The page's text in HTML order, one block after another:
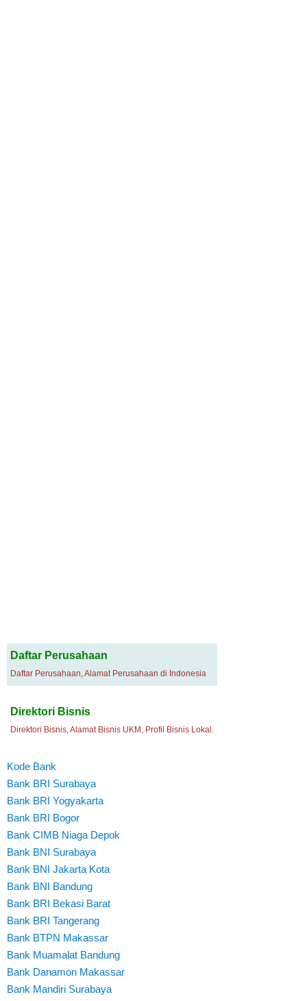
Daftar Perusahaan
Daftar Perusahaan, Alamat Perusahaan di Indonesia
Direktori Bisnis
Direktori Bisnis, Alamat Bisnis UKM, Profil Bisnis Lokal.
Kode Bank
Bank BRI Surabaya
Bank BRI Yogyakarta
Bank BRI Bogor
Bank CIMB Niaga Depok
Bank BNI Surabaya
Bank BNI Jakarta Kota
Bank BNI Bandung
Bank BRI Bekasi Barat
Bank BRI Tangerang
Bank BTPN Makassar
Bank Muamalat Bandung
Bank Danamon Makassar
Bank Mandiri Surabaya